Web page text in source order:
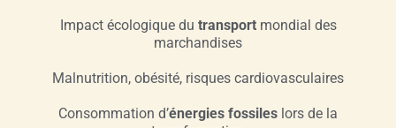
Impact écologique du transportmondial des
marchandises
Malnutrition, obésité, risques cardiovasculaires
Consommation d’énergies fossiles lors de la